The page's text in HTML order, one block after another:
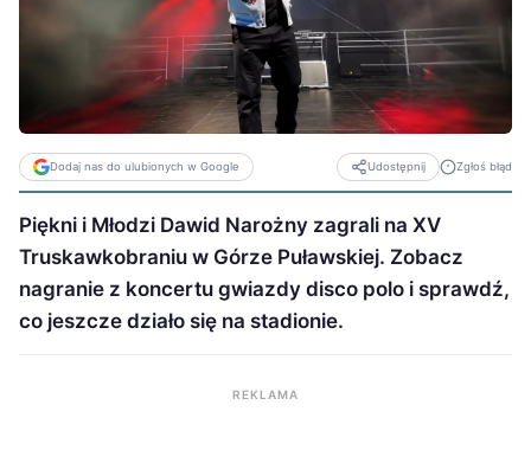
Dodaj nas do ulubionych w Google Udostępnij Zgłoś błąd
Piękni i Młodzi Dawid Narożny zagrali na XV
Truskawkobraniu w Górze Puławskiej. Zobacz
nagranie z koncertu gwiazdy disco polo i sprawdź,
co jeszcze działo się na stadionie.
REKLAMA